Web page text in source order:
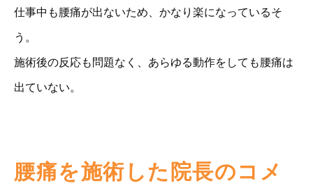
仕事中も腰痛が出ないため、かなり楽になっているそ
う。
施術後の反応も問題なく、あらゆる動作をしても腰痛は
出ていない。
腰痛を施術した院長のコメ